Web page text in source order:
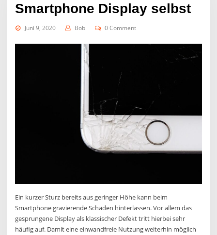
Smartphone Display selbst
Juni 9, 2020 Bob 0 Comment
Ein kurzer Sturz bereits aus geringer Höhe kann beim
Smartphone gravierende Schäden hinterlassen. Vor allem das
gesprungene Display als klassischer Defekt tritt hierbei sehr
häufig auf. Damit eine einwandfreie Nutzung weiterhin möglich